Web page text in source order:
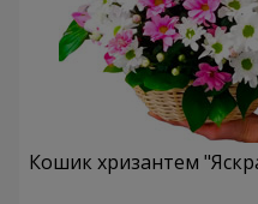
Кошик хризантем